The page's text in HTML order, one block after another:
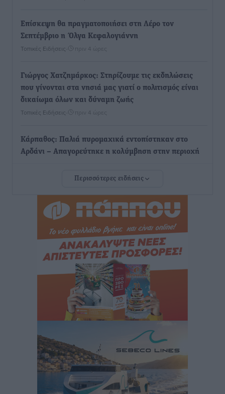
Επίσκεψη θα πραγματοποιήσει στη Λέρο τον
Σεπτέμβριο η Όλγα Κεφαλογιάννη
Τοπικές Ειδήσεις πριν 4 ώρες
Γιώργος Χατζημάρκος: Στηρίζουμε τις εκδηλώσεις
που γίνονται στα νησιά μας γιατί ο πολιτισμός είναι
δικαίωμα όλων και δύναμη ζωής
Τοπικές Ειδήσεις πριν 4 ώρες
Κάρπαθος: Παλιά πυρομαχικά εντοπίστηκαν στο
Αρδάνι – Απαγορεύτηκε η κολύμβηση στην περιοχή
εφησυχασμού» – Σε πλήρη ετοιμότητα ο μηχανισμός
Ειδήσεις• πριν 6 ώρες
Καιρός: Επιμένουν οι υψηλές θερμοκρασίες – Ισχυρά
μελτέμια έως 9 μποφόρ, σε «Red Code» 6 περιοχές
πριν 6 ώρες
Τα φοιτητικά ενοίκια «τινάζουν στον αέρα» τους
οικογενειακούς προϋπολογισμούς
Ειδήσεις• πριν 6 ώρες
Δύο νέοι ξενώνες παραδόθηκαν στις Ένοπλες
Δυνάμεις στη νήσο Ρω
Τοπικές Ειδήσεις• πριν 7 ώρες
Περισσότερες ειδήσεις